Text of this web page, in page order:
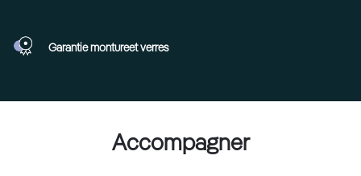
Garantie montureet verres
Accompagner